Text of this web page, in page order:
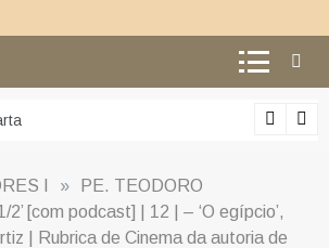
como superar o equívoco do conflito
I »
PE. TEODORO
2’ [com podcast] | 12 | – ‘O egípcio’,
| Rubrica de Cinema da autoria de